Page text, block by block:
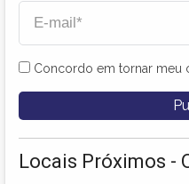
Concordo em tornar meu
Locais Próximos -